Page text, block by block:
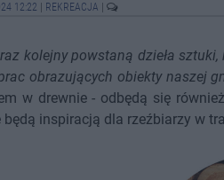
12:22 REKREACJA
kolejny powstaną dzieła
obrazujących obiekty naszej
w drewnie - odbędą się
inspiracją dla rzeźbiarzy w